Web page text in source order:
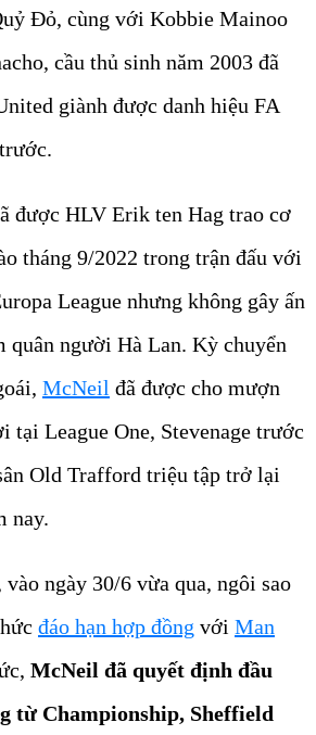
Đỏ, cùng với Kobbie Mainoo
cầu thủ sinh năm 2003 đã
giành được danh hiệu FA
được HLV Erik ten Hag trao cơ
tháng 9/2022 trong trận đấu với
League nhưng không gây ấn
quân người Hà Lan. Kỳ chuyển
McNeil đã được cho mượn
tại League One, Stevenage trước
Old Trafford triệu tập trở lại
nay.
vào ngày 30/6 vừa qua, ngôi sao
đáo hạn hợp đồng với Man
McNeil đã quyết định đầu
từ Championship, Sheffield